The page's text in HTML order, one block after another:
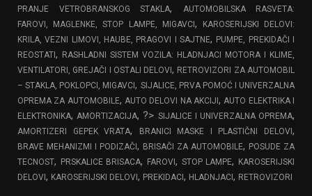
PRANJE VETROBRANSKOG STAKLA,
AUTOMOBILSKA RASVETA:
FAROVI, MAGLENKE, STOP LAMPE, MIGAVCI,
KAROSERIJSKI DELOVI:
KRILA, VEZNI LIMOVI, HAUBE, PRAGOVI I SAJTNE, PUMPE, PREKIDAČI I
REOSTATI, RASHLADNI SISTEM VOZILA: HLADNJACI MOTORA I KLIME,
VENTILATORI, GREJAČI I OSTALI DELOVI, RETROVIZORI ZA AUTOMOBIL
– STAKLA, POKLOPCI, MIGAVCI, SIJALICE, PRVA POMOĆ I UNIVERZALNA
OPREMA ZA AUTOMOBILE,AUTO DELOVI NA AKCIJI,AUTO ELEKTRIKA I
ELEKTRONIKA,AMORTIZACIJA, ?> SIJALICE I UNIVERZALNA OPREMA,
AMORTIZERI GEPEK VRATA, BRANICI MASKE I PLASTIČNI DELOVI,
BRAVE MEHANIZMI I PODIZAČI, BRISAČI ZA AUTOMOBILE, POSUDE ZA
TECNOST, PRSKALICE BRISACA, FAROVI, STOP LAMPE, KAROSERIJSKI
DELOVI, KAROSERIJSKI DELOVI, PREKIDACI, HLADNJACI, RETROVIZORI